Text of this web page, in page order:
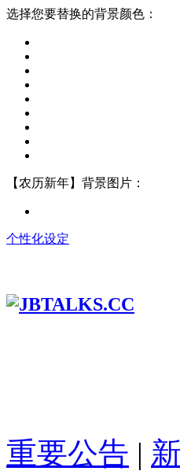
选择您要替换的背景颜色：
【农历新年】背景图片：
个性化设定
重要公告 |